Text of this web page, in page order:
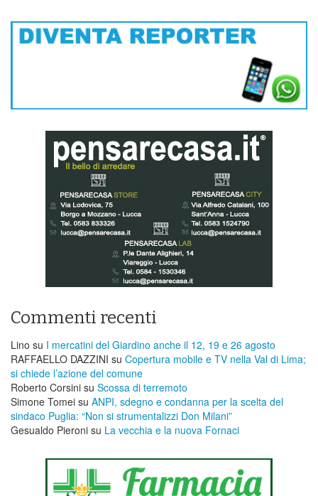
Commenti recenti
Lino su I mercatini del Giardino anche il 12, 19 e 26 agosto
RAFFAELLO DAZZINI su ​Copertura mobile e TV nella Val di Lima;
si chiede l’azione del comune
Roberto Corsini su Scossa di terremoto
Simone Tomei su ANPI, sdegno e condanna per la scelta del
sindaco Puglia: “Non si strumentalizzi Don Milani”
Gesualdo Pieroni su La vecchia e la nuova Fornaci